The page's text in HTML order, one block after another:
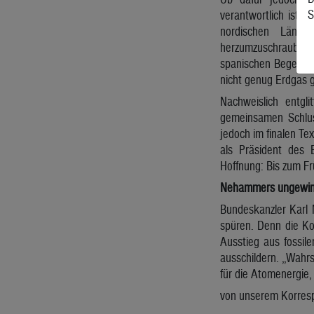
verantwortlich ist,
nordischen
spanischen
nicht genug Erdgas
Nachweislich
gemeinsamen
jedoch im finalen
als Präsident des
Hoffnung: Bis zum
Nehammers
Bundeskanzler
spüren. Denn die
Ausstieg aus
ausschildern.
für die Atomenergie,
von unserem